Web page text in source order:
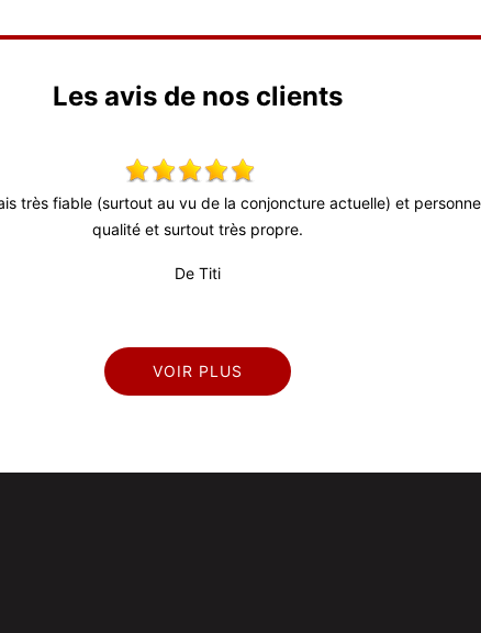
Les avis de nos clients
très fiable (surtout au vu de la conjoncture actuelle) et
qualité et surtout très propre.
De Titi
VOIR PLUS